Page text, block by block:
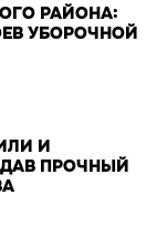
РАЙОНА:
УБОРОЧНОЙ
И
ПРОЧНЫЙ